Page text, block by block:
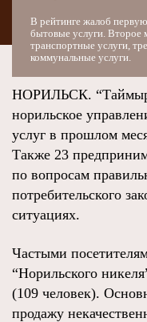
В рейтинге жалоб
бытовые услуги. Второе
транспортные услуги,
коммунальные услуги.
НОРИЛЬСК.
норильское
услуг в прошлом
Также 23
по вопросам
потребительского
ситуациях.
Частыми
“Норильского
(109 человек).
продажу